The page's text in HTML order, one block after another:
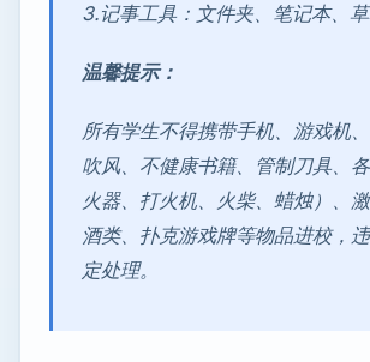
3.记事工具：文件夹、笔记本、草
温馨提示：
所有学生不得携带手机、游戏机
吹风、不健康书籍、管制刀具、
火器、打火机、火柴、蜡烛）、激
酒类、扑克游戏牌等物品进校，
定处理。